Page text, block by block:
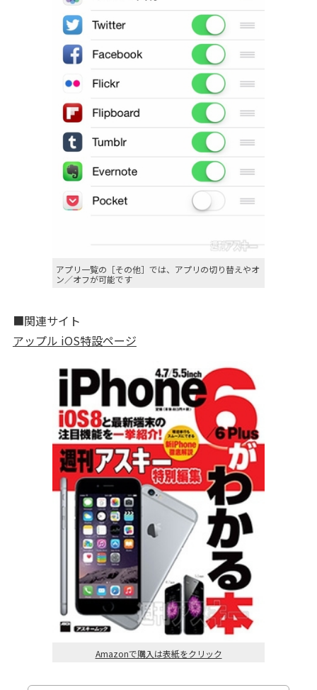
アプリ一覧の［その他］では、アプリの切り替えやオ
ン／オフが可能です
■関連サイト
アップル iOS特設ページ
Amazonで購入は表紙をクリック